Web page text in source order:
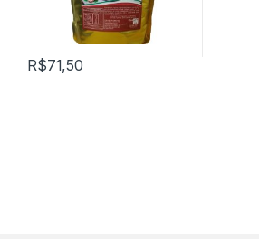
R$71,50